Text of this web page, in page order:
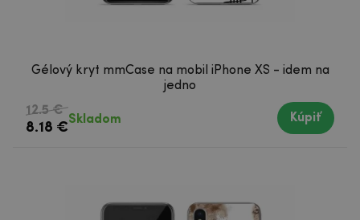
Gélový kryt mmCase na mobil iPhone XS - idem na
jedno
12.5 €
8.18 €
Skladom Kúpiť